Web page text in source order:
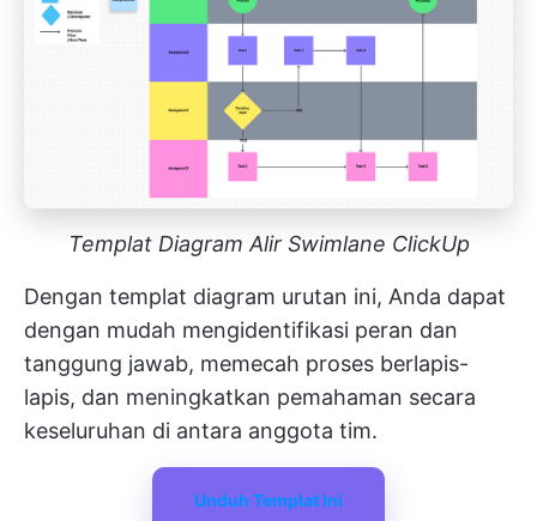
Templat Diagram Alir Swimlane ClickUp
Dengan templat diagram urutan ini, Anda dapat
dengan mudah mengidentifikasi peran dan
tanggung jawab, memecah proses berlapis-
lapis, dan meningkatkan pemahaman secara
keseluruhan di antara anggota tim.
Unduh Templat Ini